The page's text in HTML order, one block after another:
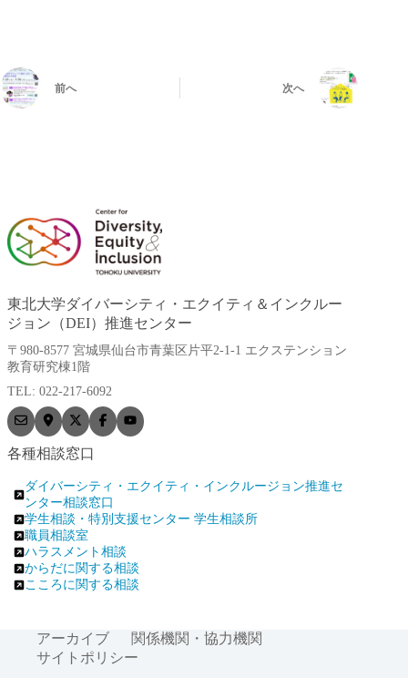
前へ 次へ
東北大学ダイバーシティ・エクイティ＆インクルー
ジョン（DEI）推進センター
〒980-8577 宮城県仙台市青葉区片平2-1-1 エクステンション
教育研究棟1階
TEL: 022-217-6092
各種相談窓口
ダイバーシティ・エクイティ・インクルージョン推進セ
ンター相談窓口
学生相談・特別支援センター 学生相談所
職員相談室
ハラスメント相談
からだに関する相談
こころに関する相談
アーカイブ
関係機関・協力機関
サイトポリシー